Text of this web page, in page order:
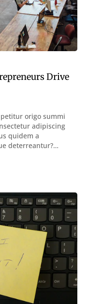
Drive
origo summi
adipiscing
quidem a
deterreantur?
declaret Latine,
Duo